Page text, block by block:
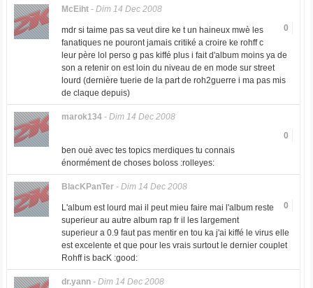
McEiht- Dim 14 Dec 2008
0
mdr si taime pas sa veut dire ke t un haineux mwè les
fanatiques ne pouront jamais critiké a croire ke rohff c
leur père lol perso g pas kiffé plus i fait d'album moins ya de
son a retenir on est loin du niveau de en mode sur street
lourd (dernière tuerie de la part de roh2guerre i ma pas mis
de claque depuis)
marok134- Dim 14 Dec 2008
0
ben ouè avec tes topics merdiques tu connais
énormément de choses boloss :rolleyes:
BlacKPanTer- Dim 14 Dec 2008
0
L'album est lourd mai il peut mieu faire mai l'album reste
superieur au autre album rap fr il les largement
superieur a 0.9 faut pas mentir en tou ka j'ai kiffé le virus elle
est excelente et que pour les vrais surtout le dernier couplet
Rohff is bacK :good:
dr.yann- Dim 14 Dec 2008